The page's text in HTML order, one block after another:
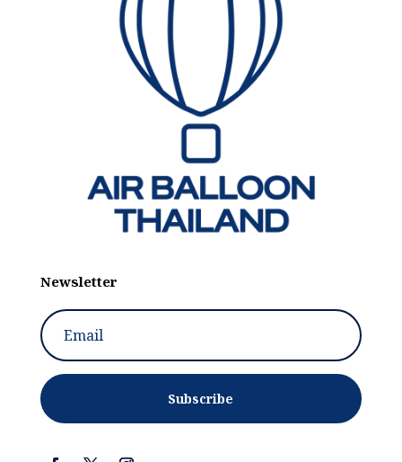
Newsletter
Subscribe